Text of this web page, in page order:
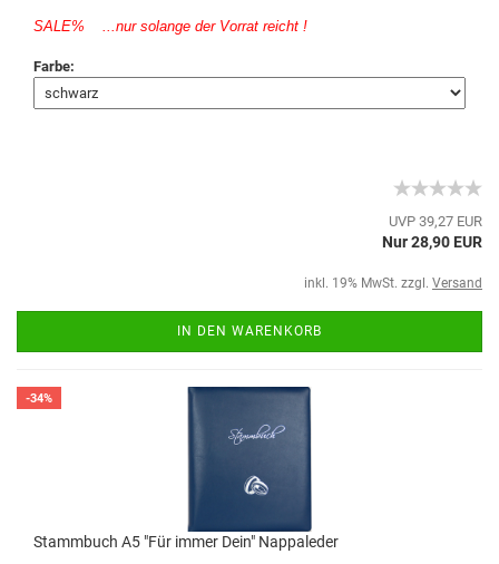
SALE% ...nur solange der Vorrat reicht !
Farbe:
UVP 39,27 EUR
Nur 28,90 EUR
inkl. 19% MwSt. zzgl. Versand
IN DEN WARENKORB
-34%
Stammbuch A5 "Für immer Dein" Nappaleder